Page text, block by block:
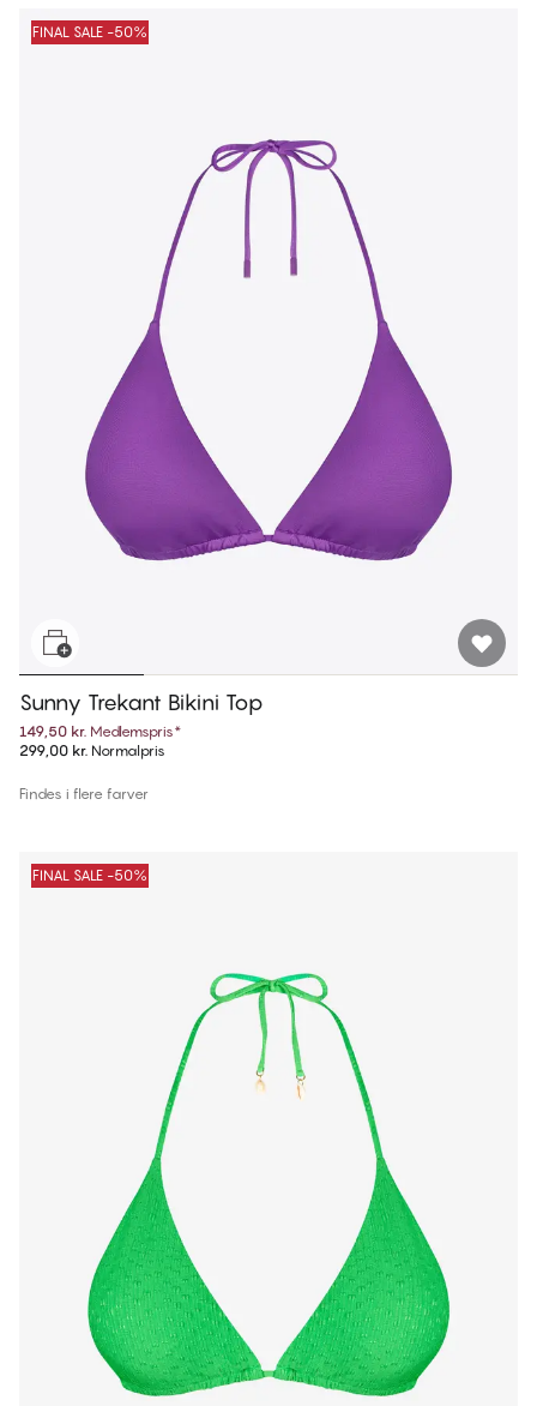
FINAL SALE -50%
Sunny Trekant Bikini Top
149,50 kr. Medlemspris*
299,00 kr. Normalpris
Findes i flere farver
FINAL SALE -50%